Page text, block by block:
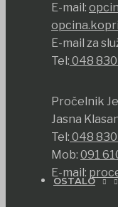
OSTALO
E-mail:
E-mail za
Tel: 048
Pročelnik
Jasna
Tel: 048
Mob: 091
E-mail: